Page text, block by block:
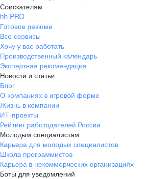
Соискателям
hh PRO
Готовое резюме
Все сервисы
Хочу у вас работать
Производственный календарь
Экспертная рекомендация
Новости и статьи
Блог
О компаниях в игровой форме
Жизнь в компании
ИТ-проекты
Рейтинг работодателей России
Молодым специалистам
Карьера для молодых специалистов
Школа программистов
Карьера в некоммерческих организациях
Боты для уведомлений